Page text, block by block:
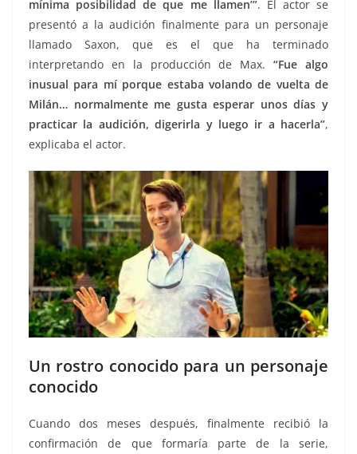
mínima posibilidad de que me llamen’”. El actor se
presentó a la audición finalmente para un personaje
llamado Saxon, que es el que ha terminado
interpretando en la producción de Max. “Fue algo
inusual para mí porque estaba volando de vuelta de
Milán… normalmente me gusta esperar unos días y
practicar la audición, digerirla y luego ir a hacerla”,
explicaba el actor.
Un rostro conocido para un personaje
conocido
Cuando dos meses después, finalmente recibió la
confirmación de que formaría parte de la serie,